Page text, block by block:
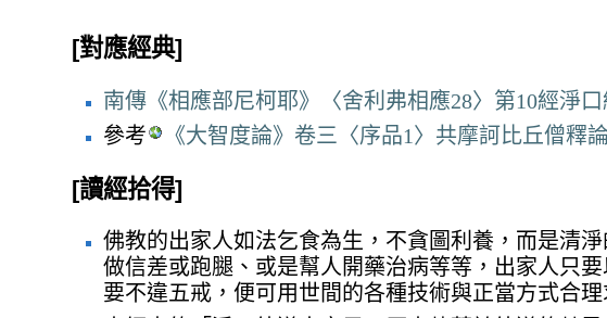
[對應經典]
南傳《相應部尼柯耶》〈舍利弗相應28〉第10經淨口
參考
《大智度論》卷三〈序品1〉共摩訶比丘僧釋
[讀經拾得]
佛教的出家人如法乞食為生，不貪圖利養，而是清
做信差或跑腿、或是幫人開藥治病等等，出家人只
要不違五戒，便可用世間的各種技術與正當方式合理